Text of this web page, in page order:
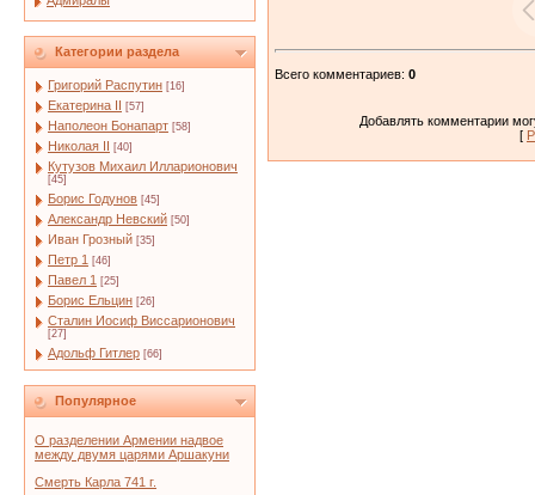
Категории раздела
Григорий Распутин [16]
Екатерина II [57]
Наполеон Бонапарт [58]
Николая II [40]
Кутузов Михаил Илларионович
[45]
Борис Годунов [45]
Александр Невский [50]
Иван Грозный [35]
Петр 1 [46]
Павел 1 [25]
Борис Ельцин [26]
Сталин Иосиф Виссарионович
[27]
Адольф Гитлер [66]
Популярное
О разделении Армении надвое
между двумя царями Аршакуни
Смерть Карла 741 г.
Всего комментариев: 0
Добавлять комментарии
[